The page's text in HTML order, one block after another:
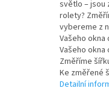
světlo – jsou
rolety?
vybereme z
Vašeho
Vašeho okna
Změříme
Ke změřené
Detailní